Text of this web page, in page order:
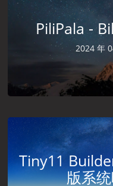
PiliPala -
2024 年
Tiny11
版系